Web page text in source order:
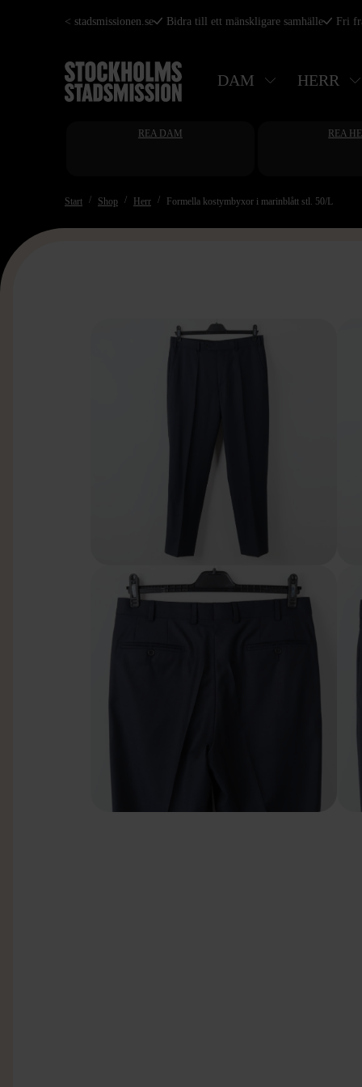
Hoppa
huvudinnehåll
< stadsmissionen.se Bidra till ett mänskligare samhälle Fri
DAM HERR
REA DAM REA
Start Shop Herr Formella kostymbyxor i marinblått stl. 50/L